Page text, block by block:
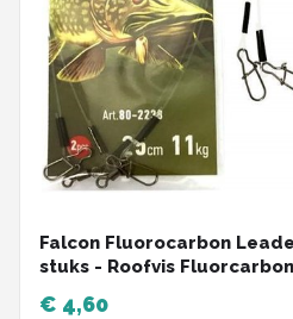
Falcon Fluorocarbon
stuks - Roofvis
€ 4,60